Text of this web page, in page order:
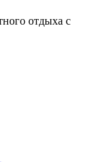
отдыха с